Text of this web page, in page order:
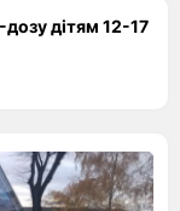
дозу дітям 12-17